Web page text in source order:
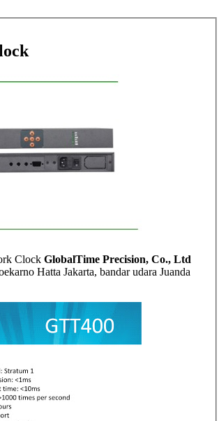
Clock GlobalTime Precision, Co., Ltd
Hatta Jakarta, bandar udara Juanda